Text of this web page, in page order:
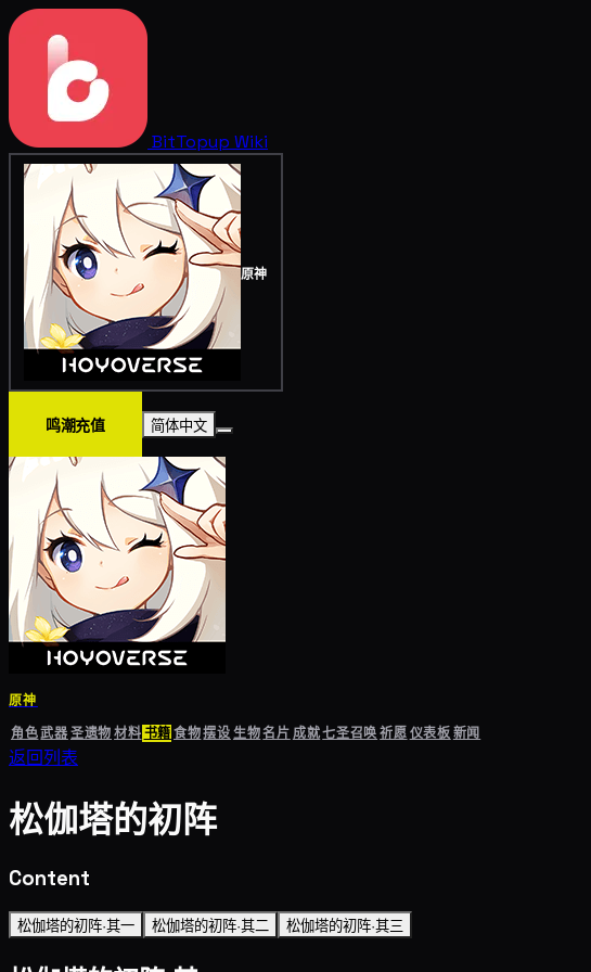
BitTopup Wiki
原神
鸣潮充值 简体中文
原神
角色武器圣遗物材料书籍食物摆设生物名片成就七圣召唤祈愿仪表板新闻
返回列表
松伽塔的初阵
Content
松伽塔的初阵·其一 松伽塔的初阵·其二 松伽塔的初阵·其三